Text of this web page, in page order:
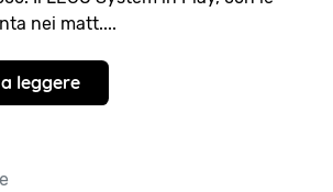
nei matt....
leggere